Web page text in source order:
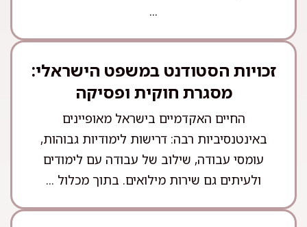
...
זכויות הסטודנט במשפט הישראלי:
מסגרת חוקית ופסיקה
החיים האקדמיים בישראל מאופיינים
באינטנסיביות רבה: דרישות לימודיות גבוהות,
עומסי עבודה, שילוב של עבודה עם לימודים
ולעיתים גם שירות מילואים. בתוך מכלול ...